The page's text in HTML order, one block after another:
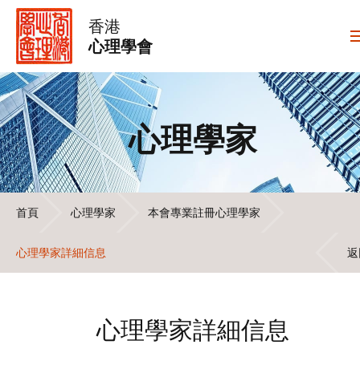
香港
心理學會
心理學家
首頁 心理學家 本會專業註冊心理學家
心理學家詳細信息
心理學家詳細信息